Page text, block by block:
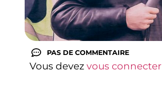
PAS DE COMMENTAIRE
Vous devez vous connecter